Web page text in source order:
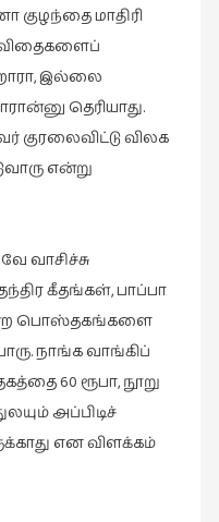
குழந்தை மாதிரி
இல்லை
தெரியாது.
குரலைவிட்டு விலக
என்று
வாசிச்சு
கீதங்கள், பாப்பா
பொஸ்தகங்களை
நாங்க வாங்கிப்
60 ரூபா, நூறு
அப்பிடிச்
என விளக்கம்